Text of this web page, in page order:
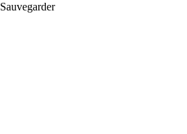
Sauvegarder